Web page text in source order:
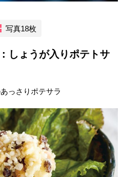
写真18枚
しょうが入りポテトサ
っさりポテサラ